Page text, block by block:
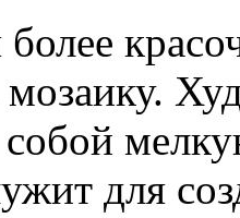
более
мозаику.
собой
для